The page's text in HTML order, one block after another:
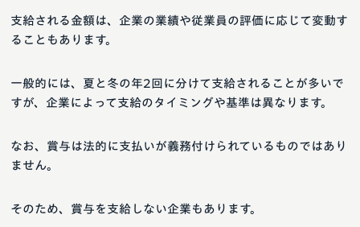
支給される金額は、企業の業績や従業員の評価に応じて変動す
ることもあります。
一般的には、夏と冬の年2回に分けて支給されることが多いで
すが、企業によって支給のタイミングや基準は異なります。
なお、賞与は法的に支払いが義務付けられているものではあり
ません。
そのため、賞与を支給しない企業もあります。